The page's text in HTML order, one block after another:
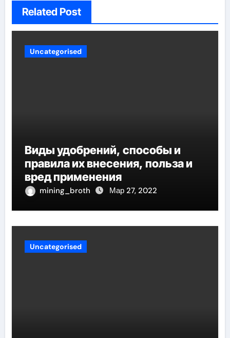
Related Post
Uncategorised
Виды удобрений, способы и
правила их внесения, польза и
вред применения
mining_broth Мар 27, 2022
Uncategorised